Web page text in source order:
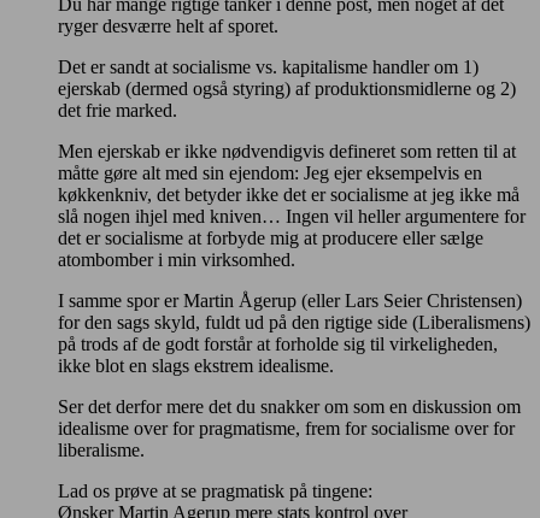
ryger desværre helt af sporet.
Det er sandt at socialisme vs. kapitalisme handler om 1)
ejerskab (dermed også styring) af produktionsmidlerne og 2)
det frie marked.
Men ejerskab er ikke nødvendigvis defineret som retten til at
måtte gøre alt med sin ejendom: Jeg ejer eksempelvis en
køkkenkniv, det betyder ikke det er socialisme at jeg ikke må
slå nogen ihjel med kniven… Ingen vil heller argumentere for
det er socialisme at forbyde mig at producere eller sælge
atombomber i min virksomhed.
I samme spor er Martin Ågerup (eller Lars Seier Christensen)
for den sags skyld, fuldt ud på den rigtige side (Liberalismens)
på trods af de godt forstår at forholde sig til virkeligheden,
ikke blot en slags ekstrem idealisme.
Ser det derfor mere det du snakker om som en diskussion om
idealisme over for pragmatisme, frem for socialisme over for
liberalisme.
Lad os prøve at se pragmatisk på tingene:
Ønsker Martin Agerup mere stats kontrol over